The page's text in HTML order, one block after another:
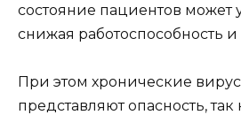
состояние пациентов может
снижая работоспособность
При этом хронические
представляют опасность, так